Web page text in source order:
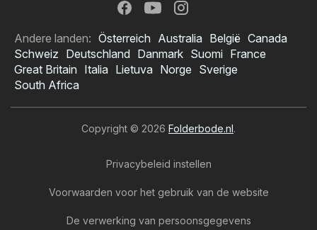
Andere landen: Österreich Australia België Canada
Schweiz Deutschland Danmark Suomi France
Great Britain Italia Lietuva Norge Sverige
South Africa
Copyright © 2026 Folderbode.nl.
Privacybeleid instellen
Voorwaarden voor het gebruik van de website
De verwerking van persoonsgegevens